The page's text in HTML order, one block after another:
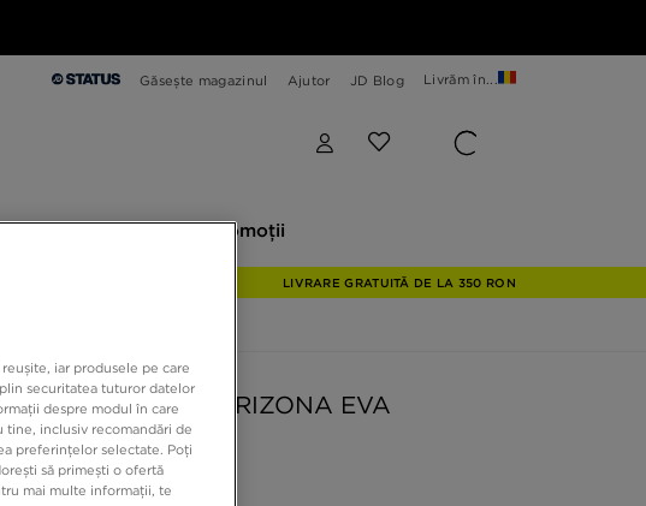
Găsește magazinul Ajutor JD Blog Livrăm în...
Colecții Explore Promoții
LIVRARE GRATUITĂ DE LA 350 RON
BIRKENSTOCK ARIZONA EVA
169,99 RON
iar produsele pe care
securitatea tuturor datelor
despre modul în care
inclusiv recomandări de
preferințelor selectate. Poți
să primești o ofertă
mai multe informații, te